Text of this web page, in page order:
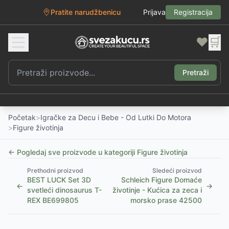
Pratite narudžbenicu Prijava Registracija
❤️ 🛒
Pretraži
Početak>Igračke za Decu i Bebe - Od Lutki Do Motora
>Figure životinja
← Pogledaj sve proizvode u kategoriji Figure životinja
←
Prethodni proizvod
BEST LUCK Set 3D
svetleći dinosaurus T-
REX BE699805
Sledeći proizvod
Schleich Figure Domaće
životinje - Kućica za zeca i
morsko prase 42500
→